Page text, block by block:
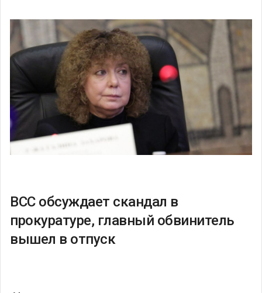
ВСС обсуждает скандал в
прокуратуре, главный обвинитель
вышел в отпуск